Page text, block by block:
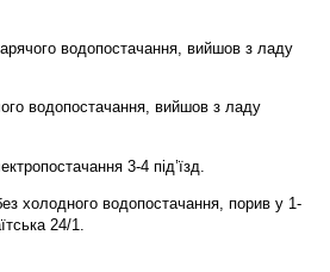
водопостачання, вийшов з ладу
водопостачання, вийшов з ладу
3-4 під’їзд.
холодного водопостачання, порив у 1-
24/1.